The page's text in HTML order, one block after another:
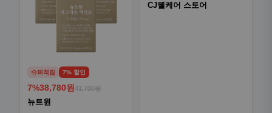
슈퍼적립 7% 할인
7%38,780원 41,700원
뉴트원
CJ웰케어 스토어